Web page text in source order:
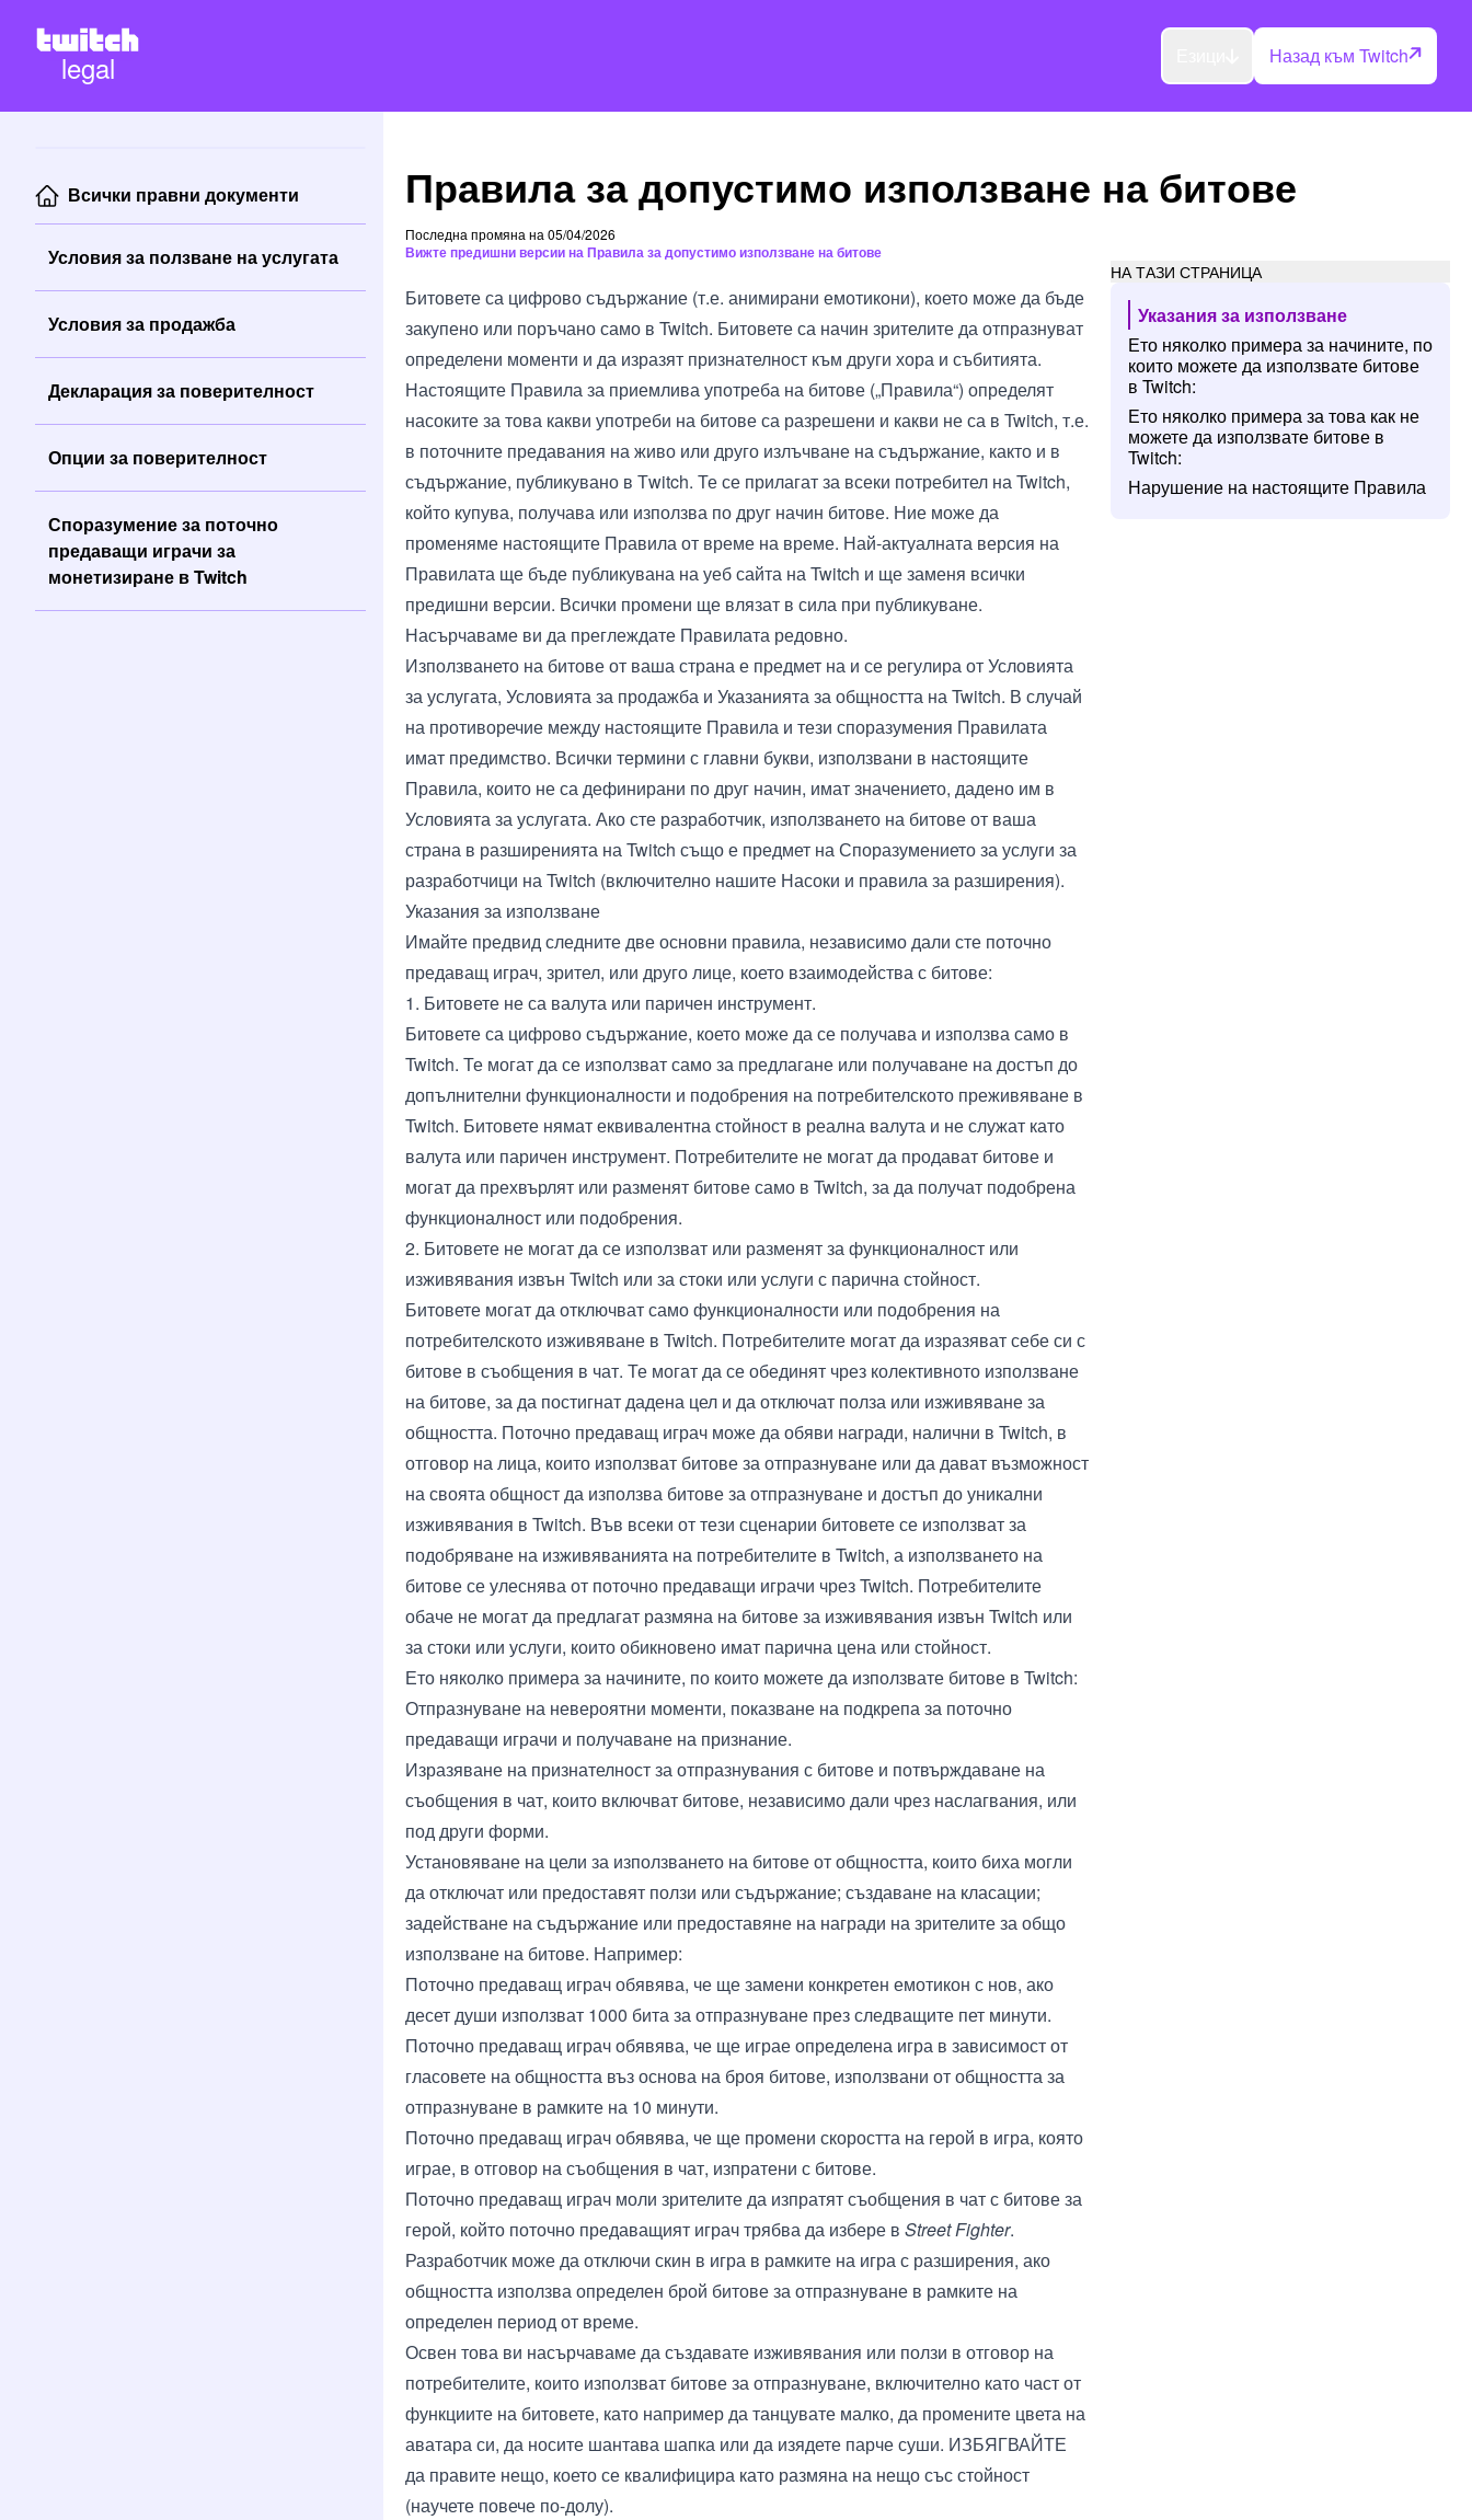
legal Назад към Twitch
Всички правни документи
Условия за ползване на услугата
Условия за продажба
Декларация за поверителност
Опции за поверителност
Споразумение за поточно
предаващи играчи за
монетизиране в Twitch
Правила за допустимо използване на битове
НА ТАЗИ СТРАНИЦА
Указания за използване
Ето няколко примера за начините, по
които можете да използвате битове
в Twitch:
Ето няколко примера за това как не
можете да използвате битове в
Twitch:
Нарушение на настоящите Правила
Последна промяна на 05/04/2026
Вижте предишни версии на Правила за допустимо използване на битове
Битовете са цифрово съдържание (т.е. анимирани емотикони), което може да бъде
закупено или поръчано само в Twitch. Битовете са начин зрителите да отпразнуват
определени моменти и да изразят признателност към други хора и събитията.
Настоящите Правила за приемлива употреба на битове („Правила“) определят
насоките за това какви употреби на битове са разрешени и какви не са в Twitch, т.е.
в поточните предавания на живо или друго излъчване на съдържание, както и в
съдържание, публикувано в Тwitch. Те се прилагат за всеки потребител на Twitch,
който купува, получава или използва по друг начин битове. Ние може да
променяме настоящите Правила от време на време. Най-актуалната версия на
Правилата ще бъде публикувана на уеб сайта на Twitch и ще заменя всички
предишни версии. Всички промени ще влязат в сила при публикуване.
Насърчаваме ви да преглеждате Правилата редовно.
Използването на битове от ваша страна е предмет на и се регулира отУсловията
за услугата, Условията за продажба и Указанията за общността на Twitch. В случай
на противоречие между настоящите Правила и тези споразумения Правилата
имат предимство. Всички термини с главни букви, използвани в настоящите
Правила, които не са дефинирани по друг начин, имат значението, дадено им в
Условията за услугата. Ако сте разработчик, използването на битове от ваша
страна в разширенията на Twitch също е предмет наСпоразумението за услуги за
разработчици на Twitch (включително нашите Насоки и правила за разширения).
Указания за използване
Имайте предвид следните две основни правила, независимо дали сте поточно
предаващ играч, зрител, или друго лице, което взаимодейства с битове:
1. Битовете не са валута или паричен инструмент.
Битовете са цифрово съдържание, което може да се получава и използва само в
Twitch. Те могат да се използват само за предлагане или получаване на достъп до
допълнителни функционалности и подобрения на потребителското преживяване в
Twitch. Битовете нямат еквивалентна стойност в реална валута и не служат като
валута или паричен инструмент. Потребителите не могат да продават битове и
могат да прехвърлят или разменят битове само в Twitch, за да получат подобрена
функционалност или подобрения.
2. Битовете не могат да се използват или разменят за функционалност или
изживявания извън Twitch или за стоки или услуги с парична стойност.
Битовете могат да отключват само функционалности или подобрения на
потребителското изживяване в Twitch. Потребителите могат да изразяват себе си с
битове в съобщения в чат. Те могат да се обединят чрез колективното използване
на битове, за да постигнат дадена цел и да отключат полза или изживяване за
общността. Поточно предаващ играч може да обяви награди, налични в Twitch, в
отговор на лица, които използват битове за отпразнуване или да дават възможност
на своята общност да използва битове за отпразнуване и достъп до уникални
изживявания в Twitch. Във всеки от тези сценарии битовете се използват за
подобряване на изживяванията на потребителите в Twitch, а използването на
битове се улеснява от поточно предаващи играчи чрез Twitch. Потребителите
обаче не могат да предлагат размяна на битове за изживявания извън Twitch или
за стоки или услуги, които обикновено имат парична цена или стойност.
Ето няколко примера за начините, по които можете да използвате битове в Twitch:
Отпразнуване на невероятни моменти, показване на подкрепа за поточно
предаващи играчи и получаване на признание.
Изразяване на признателност за отпразнувания с битове и потвърждаване на
съобщения в чат, които включват битове, независимо дали чрез наслагвания, или
под други форми.
Установяване на цели за използването на битове от общността, които биха могли
да отключат или предоставят ползи или съдържание; създаване на класации;
задействане на съдържание или предоставяне на награди на зрителите за общо
използване на битове. Например:
Поточно предаващ играч обявява, че ще замени конкретен емотикон с нов, ако
десет души използват 1000 бита за отпразнуване през следващите пет минути.
Поточно предаващ играч обявява, че ще играе определена игра в зависимост от
гласовете на общността въз основа на броя битове, използвани от общността за
отпразнуване в рамките на 10 минути.
Поточно предаващ играч обявява, че ще промени скоростта на герой в игра, която
играе, в отговор на съобщения в чат, изпратени с битове.
Поточно предаващ играч моли зрителите да изпратят съобщения в чат с битове за
герой, който поточно предаващият играч трябва да избере в Street Fighter.
Разработчик може да отключи скин в игра в рамките на игра с разширения, ако
общността използва определен брой битове за отпразнуване в рамките на
определен период от време.
Освен това ви насърчаваме да създавате изживявания или ползи в отговор на
потребителите, които използват битове за отпразнуване, включително като част от
функциите на битовете, като например да танцувате малко, да промените цвета на
аватара си, да носите шантава шапка или да изядете парче суши. ИЗБЯГВАЙТЕ
да правите нещо, което се квалифицира като размяна на нещо със стойност
(научете повече по-долу).